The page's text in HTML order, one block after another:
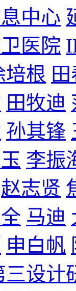
中心
医院
培根
田牧迪
孙其锋
李振
赵志贤
马迪
申白帆
三设计